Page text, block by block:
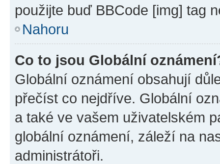
použijte buď BBCode [img] tag
Nahoru
Co to jsou Globální
Globální oznámení obsahují
přečíst co nejdříve. Globální
a také ve vašem uživatelském
globální oznámení, záleží na
administrátoři.